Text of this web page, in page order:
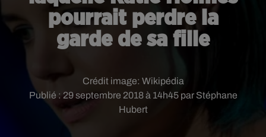
pourrait perdre la
garde de sa fille
Publié : 29 septembre 2018 à 14h45 par Stéphane
Hubert
Crédit image: Wikipédia